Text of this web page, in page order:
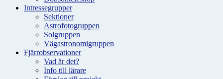
Intressegrupper
Sektioner
Astrofotogruppen
Solgruppen
Vägastronomigruppen
Fjärrobservationer
Vad är det?
Info till lärare